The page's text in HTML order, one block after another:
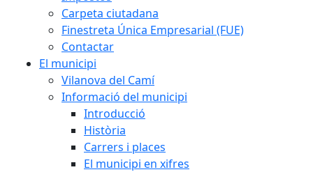
Carpeta ciutadana
Finestreta Única Empresarial (FUE)
Contactar
El municipi
Vilanova del Camí
Informació del municipi
Introducció
Història
Carrers i places
El municipi en xifres